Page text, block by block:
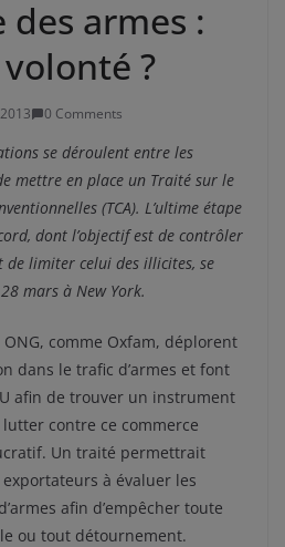
armes :
?
0 Comments
se déroulent entre les
mettre en place un Traité sur le
(TCA). L’ultime étape
dont l’objectif est de contrôler
de limiter celui des illicites, se
mars à New York.
comme Oxfam, déplorent
dans le trafic d’armes et font
afin de trouver un instrument
contre ce commerce
Un traité permettrait
à évaluer les
afin d’empêcher toute
ou tout détournement.